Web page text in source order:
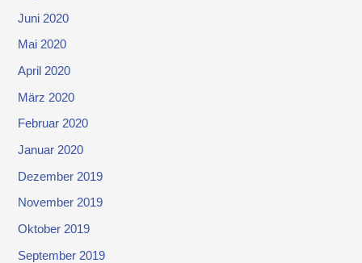
Juni 2020
Mai 2020
April 2020
März 2020
Februar 2020
Januar 2020
Dezember 2019
November 2019
Oktober 2019
September 2019